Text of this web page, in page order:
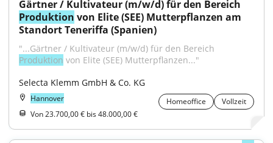
Produktion von Elite (SEE) Mutterpflanzen am
Standort Teneriffa (Spanien)
Produktion von Elite (SEE) Mutterpflanzen..."
Selecta Klemm GmbH & Co. KG
Hannover Homeoffice
Vollzeit
Von 23.700,00 € bis 48.000,00 €